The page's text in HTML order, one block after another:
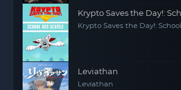
Krypto Saves the Day!:
Krypto Saves the Day!:
Leviathan
Leviathan